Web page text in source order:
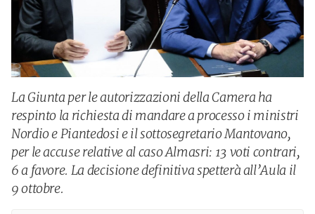
La Giunta per le autorizzazioni della Camera ha
respinto la richiesta di mandare a processo i ministri
Nordio e Piantedosi e il sottosegretario Mantovano,
per le accuse relative al caso Almasri: 13 voti contrari,
6 a favore. La decisione definitiva spetterà all’Aula il
9 ottobre.